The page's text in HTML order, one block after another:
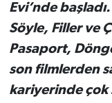
Evi’nde
Söyle, Filler ve
Pasaport,
son filmlerden
kariyerinde çok